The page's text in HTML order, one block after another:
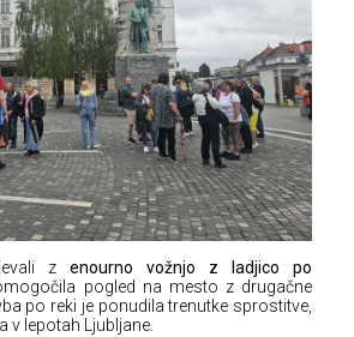
z enourno vožnjo z ladjico po
pogled na mesto z drugačne
po reki je ponudila trenutke sprostitve,
v lepotah Ljubljane.